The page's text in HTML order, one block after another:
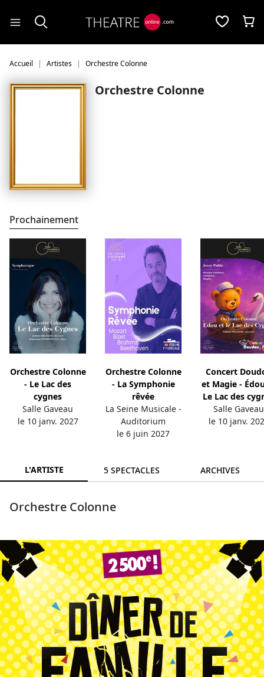
Accueil Artistes Orchestre Colonne
Orchestre Colonne
Prochainement
Orchestre Colonne
- Le Lac des
cygnes
Salle Gaveau
le 10 janv. 2027
Orchestre Colonne
- La Symphonie
rêvée
La Seine Musicale -
Auditorium
le 6 juin 2027
Concert
et Magie -
Le Lac des
Salle Gaveau
le 10 janv.
L'ARTISTE 5 SPECTACLES ARCHIVES
Orchestre Colonne